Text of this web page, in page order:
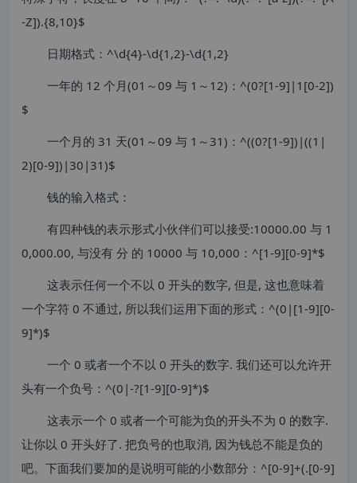
-Z]).{8,10}$
日期格式：^\d{4}-\d{1,2}-\d{1,2}
一年的 12 个月(01～09 与 1～12)：^(0?[1-9]|1[0-2])
$
一个月的 31 天(01～09 与 1～31)：^((0?[1-9])|((1|
2)[0-9])|30|31)$
钱的输入格式：
有四种钱的表示形式小伙伴们可以接受:10000.00 与 1
0,000.00, 与没有 分 的 10000 与 10,000：^[1-9][0-9]*$
这表示任何一个不以 0 开头的数字, 但是, 这也意味着
一个字符 0 不通过, 所以我们运用下面的形式：^(0|[1-9][0-
9]*)$
一个 0 或者一个不以 0 开头的数字. 我们还可以允许开
头有一个负号：^(0|-?[1-9][0-9]*)$
这表示一个 0 或者一个可能为负的开头不为 0 的数字.
让你以 0 开头好了. 把负号的也取消, 因为钱总不能是负的
吧。下面我们要加的是说明可能的小数部分：^[0-9]+(.[0-9]